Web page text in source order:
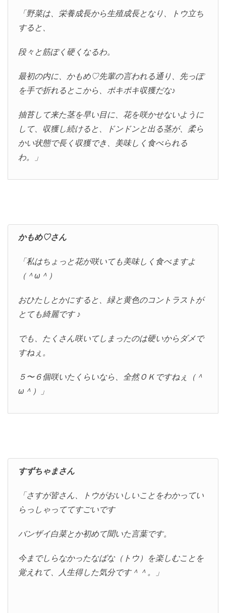
「野菜は、栄養成長から生殖成長となり、トウ立ち
すると、
段々と筋ぽく硬くなるわ。
最初の内に、かもめ♡先輩の言われる通り、先っぽ
を手で折れるとこから、ポキポキ収獲だな♪
抽苔して来た茎を早い目に、花を咲かせないように
して、収獲し続けると、ドンドンと出る茎が、柔ら
かい状態で長く収獲でき、美味しく食べられる
わ。」
かもめ♡さん
「私はちょっと花が咲いても美味しく食べますよ
（＾ω＾）
おひたしとかにすると、緑と黄色のコントラストが
とても綺麗です ♪
でも、たくさん咲いてしまったのは硬いからダメで
すねぇ。
５〜６個咲いたくらいなら、全然ＯＫですねぇ（＾
ω＾）」
すずちゃまさん
「さすが皆さん、トウがおいしいことをわかってい
らっしゃっててすごいです
バンザイ白菜とか初めて聞いた言葉です。
今までしらなかったなばな（トウ）を楽しむことを
覚えれて、人生得した気分です＾＾。」